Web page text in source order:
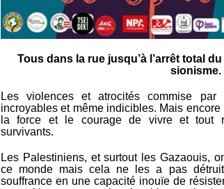
Tous dans la rue jusqu’à l’arrêt total
sionisme.
Les violences et atrocités commise par
incroyables et même indicibles. Mais
la force et le courage de vivre et tout
survivants.
Les Palestiniens, et surtout les Gazaouis,
ce monde mais cela ne les a pas
souffrance en une capacité inouïe de